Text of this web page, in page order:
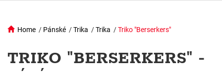
Home / Pánské /Trika /Trika /Triko "Berserkers"
TRIKO "BERSERKERS" -